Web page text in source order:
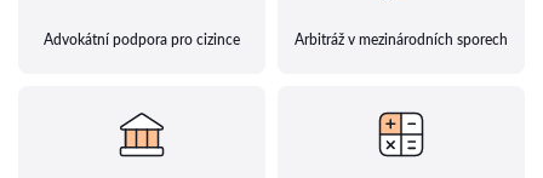
Advokátní podpora pro cizince Arbitráž v mezinárodních sporech